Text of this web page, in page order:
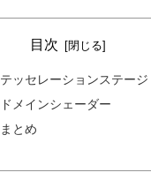
目次
テッセレーションステージ
ドメインシェーダー
まとめ